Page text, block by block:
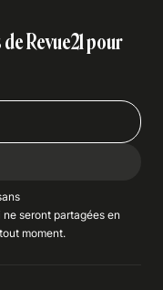
Revue21 pour
seront partagées en
moment.